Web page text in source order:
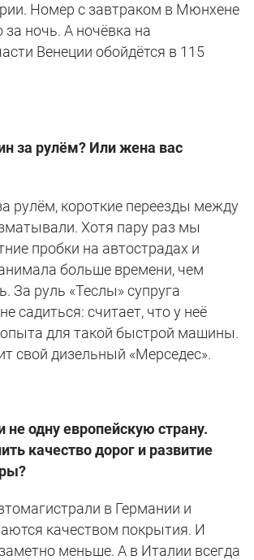
Номер с завтраком в Мюнхене
за ночь. А ночёвка на
Венеции обойдётся в 115
за рулём? Или жена вас
рулём, короткие переезды между
Хотя пару раз мы
пробки на автострадах и
больше времени, чем
За руль «Теслы» супруга
садиться: считает, что у неё
опыта для такой быстрой машины.
свой дизельный «Мерседес».
одну европейскую страну.
качество дорог и развитие
в Германии и
качеством покрытия. И
меньше. А в Италии всегда